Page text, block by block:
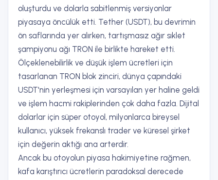
oluşturdu ve dolarla sabitlenmiş versiyonlar
piyasaya öncülük etti. Tether (USDT), bu devrimin
ön saflarında yer alırken, tartışmasız ağır sıklet
şampiyonu ağı TRON ile birlikte hareket etti.
Ölçeklenebilirlik ve düşük işlem ücretleri için
tasarlanan TRON blok zinciri, dünya çapındaki
USDT'nin yerleşmesi için varsayılan yer haline geldi
ve işlem hacmi rakiplerinden çok daha fazla. Dijital
dolarlar için süper otoyol, milyonlarca bireysel
kullanıcı, yüksek frekanslı trader ve küresel şirket
için değerin aktığı ana arterdir.
Ancak bu otoyolun piyasa hakimiyetine rağmen,
kafa karıştırıcı ücretlerin paradoksal derecede